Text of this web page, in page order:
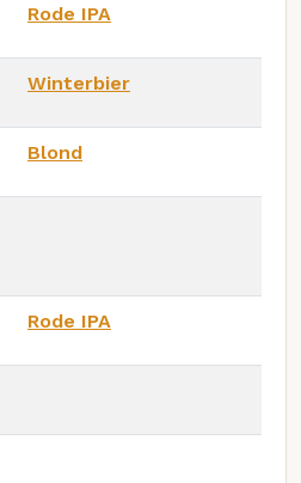
Rode IPA
Winterbier
Blond
Rode IPA